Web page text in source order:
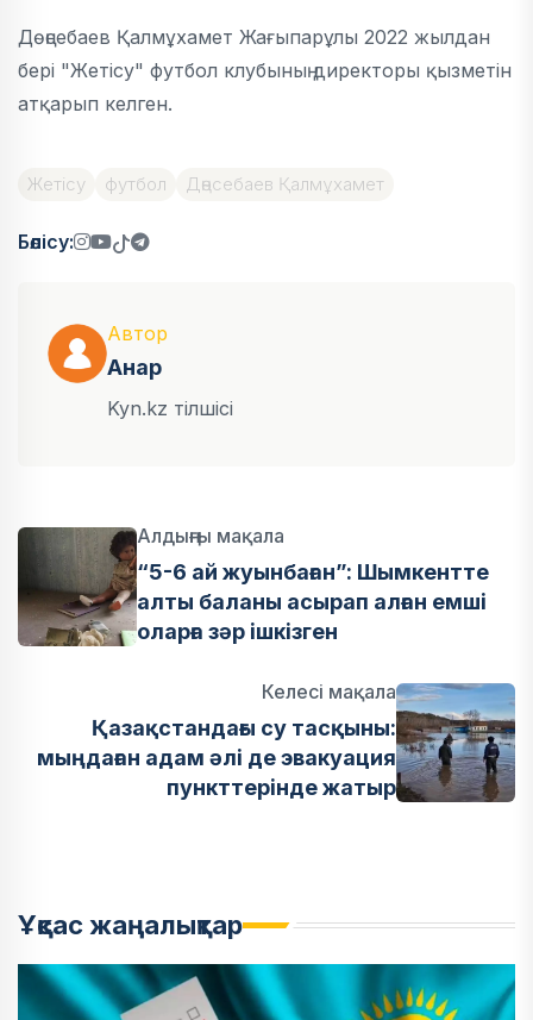
Дөңсебаев Қалмұхамет Жағыпарұлы 2022 жылдан
бері "Жетісу" футбол клубының директоры қызметін
атқарып келген.
Жетісу футбол Дөңсебаев Қалмұхамет
Бөлісу:
Автор
Анар
Kyn.kz тілшісі
Алдыңғы мақала
“5-6 ай жуынбаған”: Шымкентте
алты баланы асырап алған емші
оларға зәр ішкізген
Келесі мақала
Қазақстандағы су тасқыны:
мыңдаған адам әлі де эвакуация
пункттерінде жатыр
Ұқсас жаңалықтар